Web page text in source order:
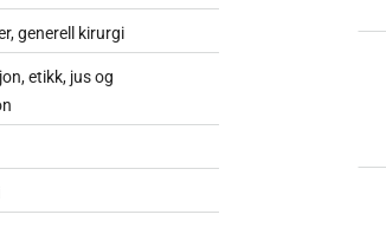
generell kirurgi
etikk, jus og